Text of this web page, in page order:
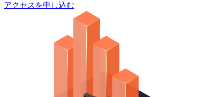
アクセスを申し込む